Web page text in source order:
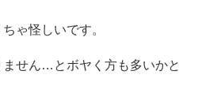
ゃ怪しいです。
せん…とボヤく方も多いかと